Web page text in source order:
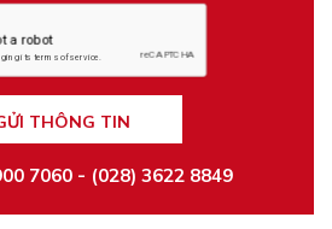
THÔNG TIN
7060 - (028) 3622 8849